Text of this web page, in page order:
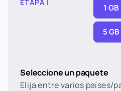
ETAPA I
1 GB
5 GB
Seleccione un paquete
Elija entre varios países/